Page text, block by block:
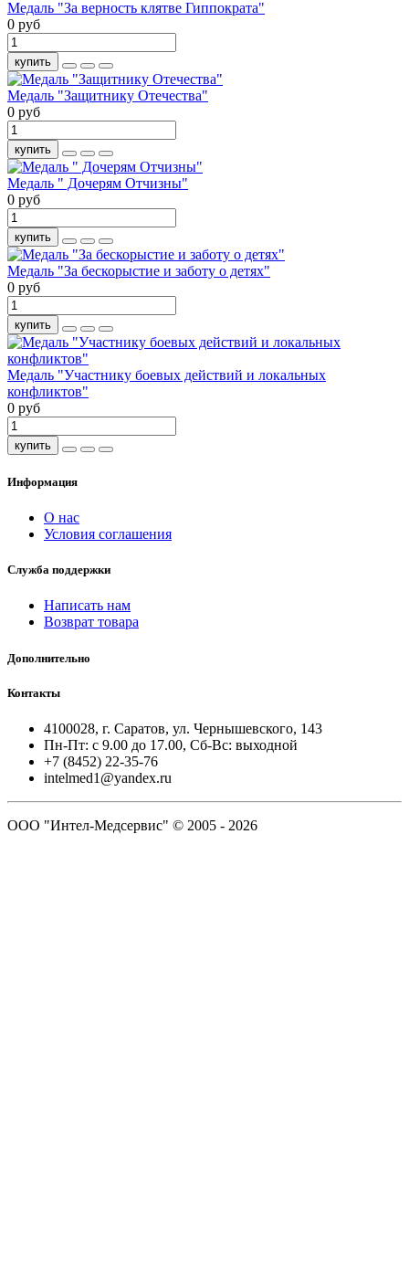
Медаль "За верность клятве Гиппократа"
0 руб
купить
Медаль "Защитнику Отечества"
0 руб
купить
Медаль " Дочерям Отчизны"
0 руб
купить
Медаль "За бескорыстие и заботу о детях"
0 руб
купить
Медаль "Участнику боевых действий и локальных
конфликтов"
0 руб
купить
Информация
О нас
Условия соглашения
Служба поддержки
Написать нам
Возврат товара
Дополнительно
Контакты
4100028, г. Саратов, ул. Чернышевского, 143
Пн-Пт: с 9.00 до 17.00, Сб-Вс: выходной
+7 (8452) 22-35-76
intelmed1@yandex.ru
ООО "Интел-Медсервис" © 2005 - 2026